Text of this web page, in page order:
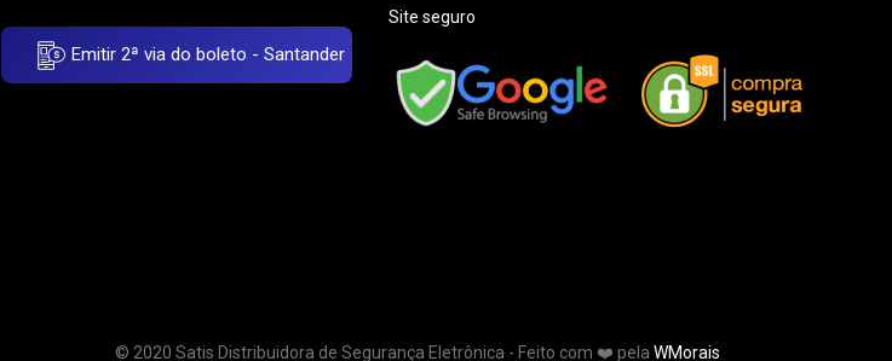
Emitir 2ª via do boleto - Santander
Site seguro
© 2020 Satis Distribuidora de Segurança Eletrônica - Feito com ❤️ pela WMorais